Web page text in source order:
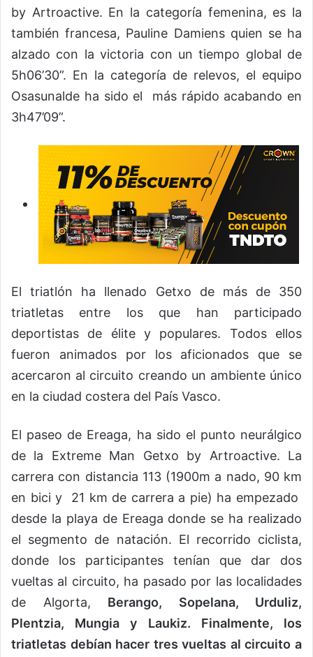
by Artroactive. En la categoría femenina, es la
también francesa, Pauline Damiens quien se ha
alzado con la victoria con un tiempo global de
5h06’30”. En la categoría de relevos, el equipo
Osasunalde ha sido el más rápido acabando en
3h47’09”.
El triatlón ha llenado Getxo de más de 350
triatletas entre los que han participado
deportistas de élite y populares. Todos ellos
fueron animados por los aficionados que se
acercaron al circuito creando un ambiente único
en la ciudad costera del País Vasco.
El paseo de Ereaga, ha sido el punto neurálgico
de la Extreme Man Getxo by Artroactive. La
carrera con distancia 113 (1900m a nado, 90 km
en bici y 21 km de carrera a pie) ha empezado
desde la playa de Ereaga donde se ha realizado
el segmento de natación. El recorrido ciclista,
donde los participantes tenían que dar dos
vueltas al circuito, ha pasado por las localidades
de Algorta, Berango, Sopelana, Urduliz,
Plentzia, Mungia y Laukiz. Finalmente, los
triatletas debían hacer tres vueltas al circuito a